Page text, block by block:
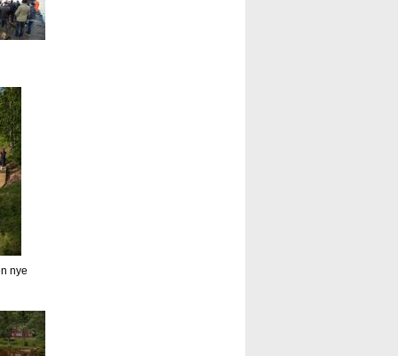
nye